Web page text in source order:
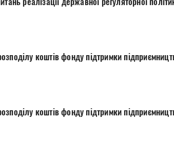
коштів фонду підтримки
коштів фонду підтримки